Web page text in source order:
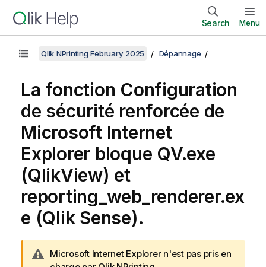
Search Menu
Qlik NPrinting February 2025 Dépannage
La fonction Configuration
de sécurité renforcée de
Microsoft Internet
Explorer bloque QV.exe
(QlikView) et
reporting_web_renderer.ex
e (Qlik Sense).
N
Microsoft Internet Explorer n'est pas pris en